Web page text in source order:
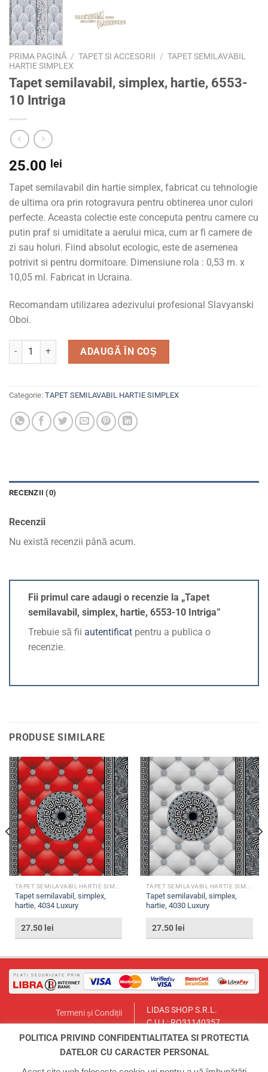
PRIMA PAGINĂ / TAPET SI ACCESORII / TAPET SEMILAVABIL
HARTIE SIMPLEX
Tapet semilavabil, simplex, hartie, 6553-
10 Intriga
25.00 lei
Tapet semilavabil din hartie simplex, fabricat cu tehnologie
de ultima ora prin rotogravura pentru obtinerea unor culori
perfecte. Aceasta colectie este conceputa pentru camere cu
putin praf si umiditate a aerului mica, cum ar fi camere de
zi sau holuri. Fiind absolut ecologic, este de asemenea
potrivit si pentru dormitoare. Dimensiune rola : 0,53 m. x
10,05 ml. Fabricat in Ucraina.
Recomandam utilizarea adezivului profesional Slavyanski
Oboi.
Cantitate Tapet semilavabil, simplex, hartie, 6553-10 Intriga
ADAUGĂ ÎN COȘ
Categorie: TAPET SEMILAVABIL HARTIE SIMPLEX
RECENZII (0)
Recenzii
Nu există recenzii până acum.
Fii primul care adaugi o recenzie la „Tapet
semilavabil, simplex, hartie, 6553-10 Intriga”
Trebuie să fii autentificat pentru a publica o
recenzie.
PRODUSE SIMILARE
Tapet semilavabil, simplex,
hartie, 4034 Luxury
27.50 lei
Tapet semilavabil, simplex,
hartie, 4030 Luxury
27.50 lei
Termeni și Condiții
Contact
LIDAS SHOP S.R.L.
C.U.I.: RO31140357
București, Sector 1, Str. Lt.Col.
Email:lidasmag@yahoo.com
POLITICA PRIVIND CONFIDENTIALITATEA SI PROTECTIA
DATELOR CU CARACTER PERSONAL